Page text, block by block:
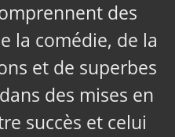
des
la comédie, de la
et de superbes
des mises en
succès et celui